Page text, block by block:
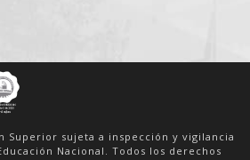
Superior sujeta a inspección y vigilancia
Nacional. Todos los derechos